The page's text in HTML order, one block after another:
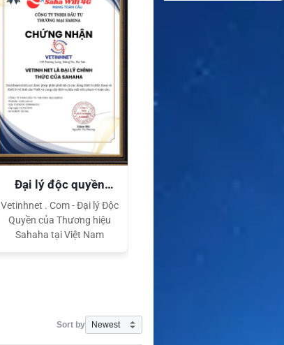
Đại lý độc quyền
Sahaha
Vetinhnet . Com - Đại lý Độc
Quyền của Thương hiệu
Sahaha tại Việt Nam
Sort by